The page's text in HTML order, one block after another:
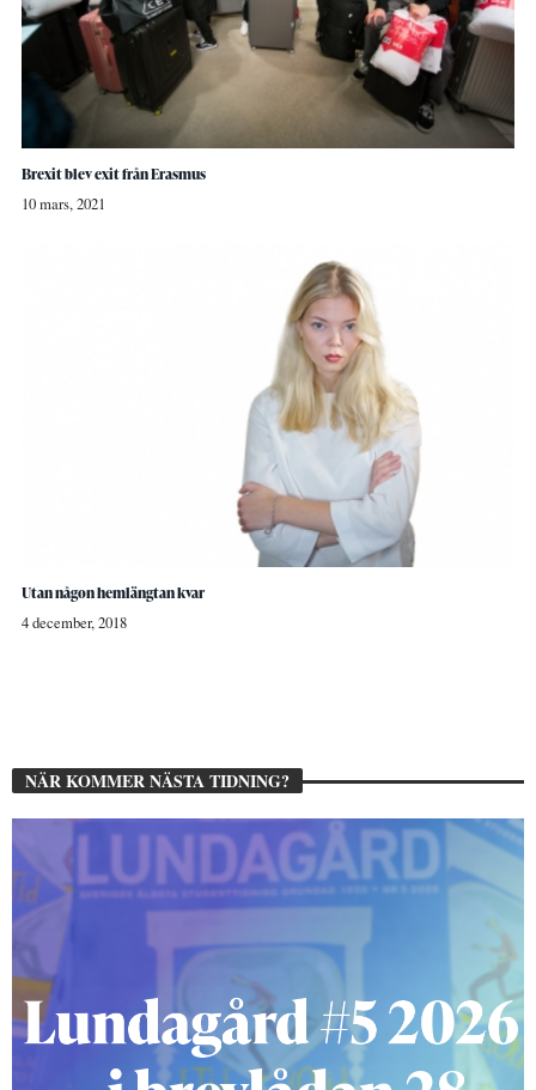
Brexit blev exit från Erasmus
10 mars, 2021
Utan någon hemlängtan kvar
4 december, 2018
NÄR KOMMER NÄSTA TIDNING?